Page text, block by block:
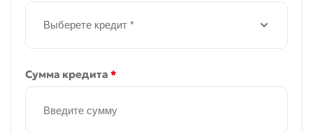
Выберете кредит *
Сумма кредита *